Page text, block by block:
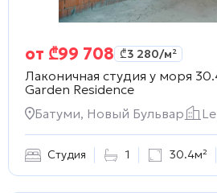
от ₾99 708 ₾3 280/м²
Лаконичная студия у моря
Garden Residence
Батуми, Новый Бульвар
Студия 1 30.4м²